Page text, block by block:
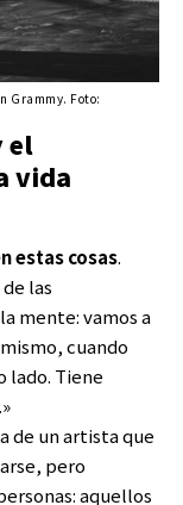
Grammy. Foto:
el
vida
estas cosas.
las
mente: vamos a
cuando
lado. Tiene
de un artista que
pero
aquellos